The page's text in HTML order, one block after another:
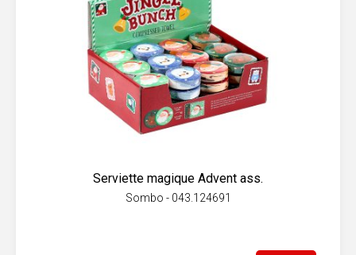
Serviette magique Advent ass.
Sombo - 043.124691